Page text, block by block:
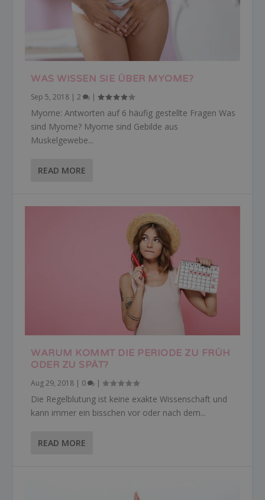
WAS WISSEN SIE ÜBER MYOME?
Sep 5, 2018 |2 |
Myome: Antworten auf 6 häufig gestellte Fragen Was
sind Myome? Myome sind Gebilde aus
Muskelgewebe...
READ MORE
WARUM KOMMT DIE PERIODE ZU FRÜH
ODER ZU SPÄT?
Aug 29, 2018 | 0 |
Die Regelblutung ist keine exakte Wissenschaft und
kann immer ein bisschen vor oder nach dem...
READ MORE